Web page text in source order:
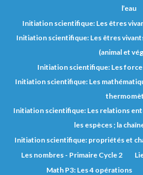
l’eau
Initiation scientifique: Les êtres
Initiation scientifique: Les êtres
(animal et
Initiation scientifique: Les
Initiation scientifique: Les
Initiation scientifique: Les relations
les espèces ; la
Initiation scientifique: propriétés et
Les nombres - Primaire Cycle 2
Math P3: Les 4 opérations